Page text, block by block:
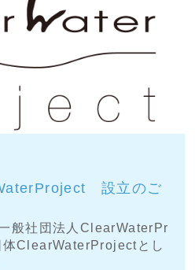
設立のご
般社団法人ClearWaterPr
ClearWaterProjectとし